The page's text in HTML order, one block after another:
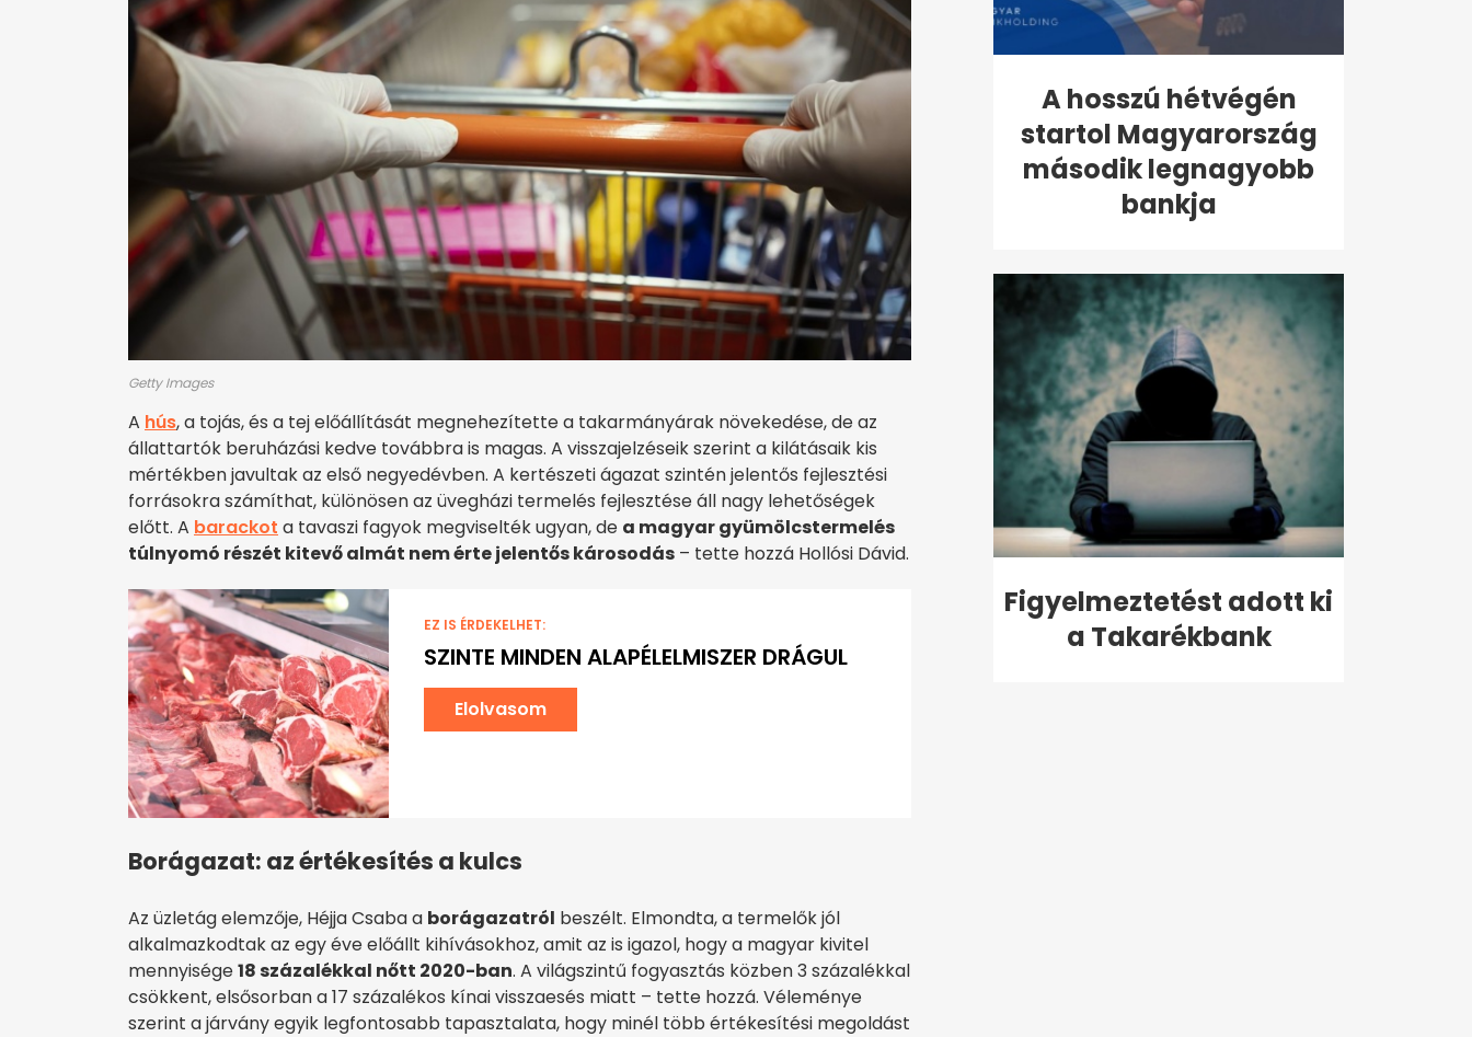
Getty Images
A hús, a tojás, és a tej előállítását megnehezítette a takarmányárak növekedése, de az
állattartók beruházási kedve továbbra is magas. A visszajelzéseik szerint a kilátásaik kis
mértékben javultak az első negyedévben. A kertészeti ágazat szintén jelentős fejlesztési
forrásokra számíthat, különösen az üvegházi termelés fejlesztése áll nagy lehetőségek
előtt. A barackot a tavaszi fagyok megviselték ugyan, de a magyar gyümölcstermelés
túlnyomó részét kitevő almát nem érte jelentős károsodás – tette hozzá Hollósi Dávid.
EZ IS ÉRDEKELHET:
SZINTE MINDEN ALAPÉLELMISZER DRÁGUL
Elolvasom
Borágazat: az értékesítés a kulcs
Az üzletág elemzője, Héjja Csaba a borágazatról beszélt. Elmondta, a termelők jól
alkalmazkodtak az egy éve előállt kihívásokhoz, amit az is igazol, hogy a magyar kivitel
mennyisége18 százalékkal nőtt 2020-ban. A világszintű fogyasztás közben 3 százalékkal
csökkent, elsősorban a 17 százalékos kínai visszaesés miatt – tette hozzá. Véleménye
szerint a járvány egyik legfontosabb tapasztalata, hogy minél több értékesítési megoldást
A hosszú hétvégén
startol Magyarország
második legnagyobb
bankja
Figyelmeztetést adott ki
a Takarékbank